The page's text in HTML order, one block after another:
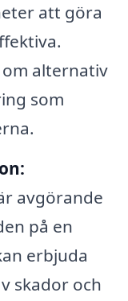
att göra
alternativ
som
avgörande
på en
erbjuda
skador och